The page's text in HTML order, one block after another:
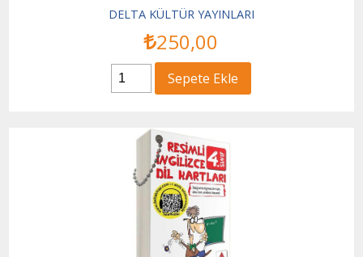
DELTA KÜLTÜR YAYINLARI
250,00
Sepete Ekle